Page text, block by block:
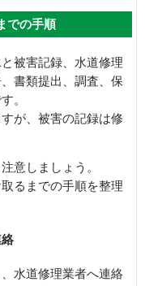
での手順
被害記録、水道修理
書類提出、調査、保
。
が、被害の記録は修
意しましょう。
るまでの手順を整理
水道修理業者へ連絡